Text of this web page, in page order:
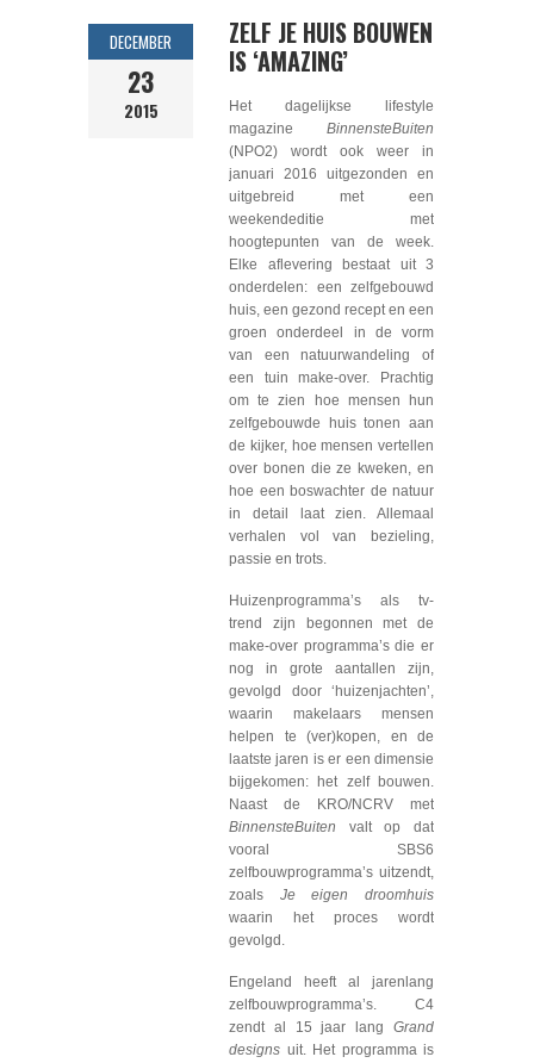
DECEMBER
23
2015
ZELF JE HUIS BOUWEN
IS ‘AMAZING’
Het dagelijkse lifestyle
magazine BinnensteBuiten
(NPO2) wordt ook weer in
januari 2016 uitgezonden en
uitgebreid met een
weekendeditie met
hoogtepunten van de week.
Elke aflevering bestaat uit 3
onderdelen: een zelfgebouwd
huis, een gezond recept en een
groen onderdeel in de vorm
van een natuurwandeling of
een tuin make-over. Prachtig
om te zien hoe mensen hun
zelfgebouwde huis tonen aan
de kijker, hoe mensen vertellen
over bonen die ze kweken, en
hoe een boswachter de natuur
in detail laat zien. Allemaal
verhalen vol van bezieling,
passie en trots.
Huizenprogramma’s als tv-
trend zijn begonnen met de
make-over programma’s die er
nog in grote aantallen zijn,
gevolgd door ‘huizenjachten’,
waarin makelaars mensen
helpen te (ver)kopen, en de
laatste jaren is er een dimensie
bijgekomen: het zelf bouwen.
Naast de KRO/NCRV met
BinnensteBuiten valt op dat
vooral SBS6
zelfbouwprogramma’s uitzendt,
zoals Je eigen droomhuis
waarin het proces wordt
gevolgd.
Engeland heeft al jarenlang
zelfbouwprogramma’s. C4
zendt al 15 jaar lang Grand
designs uit. Het programma is